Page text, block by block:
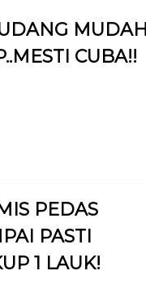
MUDAH
CUBA!!
PEDAS
PASTI
1 LAUK!